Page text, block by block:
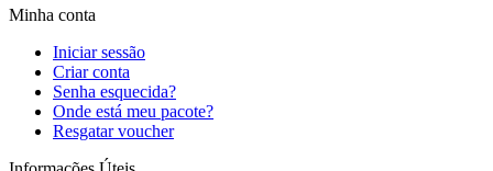
Minha conta
Iniciar sessão
Criar conta
Senha esquecida?
Onde está meu pacote?
Resgatar voucher